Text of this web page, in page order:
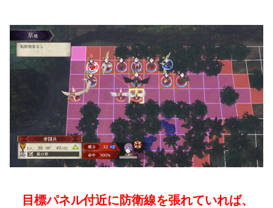
目標パネル付近に防衛線を張れていれば、